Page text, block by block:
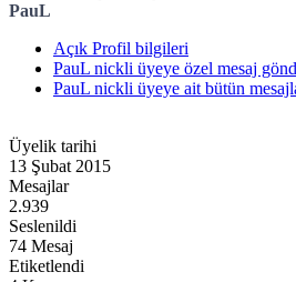
PauL
Açık Profil bilgileri
PauL nickli üyeye özel mesaj
PauL nickli üyeye ait bütün
Üyelik tarihi
13 Şubat 2015
Mesajlar
2.939
Seslenildi
74 Mesaj
Etiketlendi